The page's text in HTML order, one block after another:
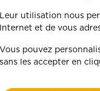
Leur utilisation nous
Internet et de vous
Vous pouvez
sans les accepter en